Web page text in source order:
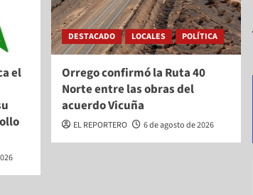
el
DESTACADO LOCALES POLÍTICA
Orrego confirmó la Ruta 40
Norte entre las obras del
acuerdo Vicuña
EL REPORTERO 6 de agosto de 2026